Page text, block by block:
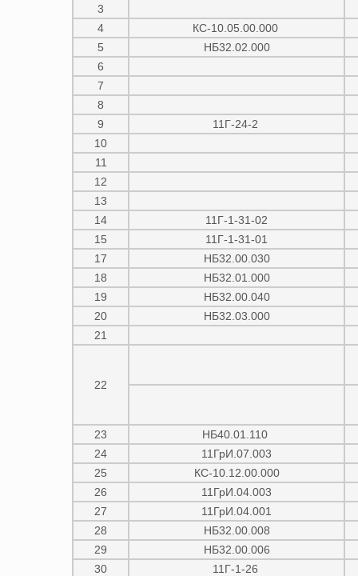
3
4
КС-10.05.00.000
5
НБ32.02.000
6
7
8
9
11Г-24-2
10
11
12
13
14
11Г-1-31-02
15
11Г-1-31-01
17
НБ32.00.030
18
НБ32.01.000
19
НБ32.00.040
20
НБ32.03.000
21
22
23
НБ40.01.110
24
11ГрИ.07.003
25
КС-10.12.00.000
26
11ГрИ.04.003
27
11ГрИ.04.001
28
НБ32.00.008
29
НБ32.00.006
30
11Г-1-26